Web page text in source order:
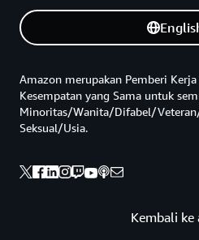
Kembali ke
Amazon merupakan Pemberi
Kesempatan yang Sama untuk
Minoritas/Wanita/Difabel/
Seksual/Usia.